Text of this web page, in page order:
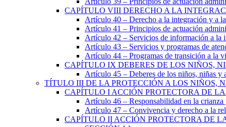
CAPÍTULO VIII DERECHO A LA
Artículo 40 – Derecho a la integración y a
Artículo 41 – Principios de actuación
Artículo 42 – Servicios de información a la
Artículo 43 – Servicios y programas de
Artículo 44 – Programas de transición a la
CAPÍTULO IX DEBERES DE LOS NIÑOS,
Artículo 45 – Deberes de los niños, niñas y
TÍTULO III DE LA PROTECCIÓN A LOS NIÑOS,
CAPÍTULO I ACCIÓN PROTECTORA DE
Artículo 46 – Responsabilidad en la
Artículo 47 – Convivencia y derecho a la
CAPÍTULO II ACCIÓN PROTECTORA DE